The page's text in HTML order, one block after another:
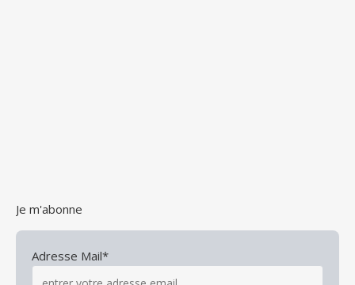
Je m'abonne
Adresse Mail*